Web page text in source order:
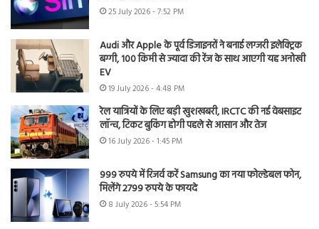
25 July 2026 - 7:52 PM
Audi और Apple के पूर्व डिजाइनरों ने बनाई लग्जरी इलेक्ट्रिक
बग्गी, 100 किमी से ज्यादा की रेंज के साथ आएगी यह अनोखी
EV
19 July 2026 - 4:48 PM
रेल यात्रियों के लिए बड़ी खुशखबरी, IRCTC की नई वेबसाइट
लॉन्च, टिकट बुकिंग होगी पहले से आसान और तेज
16 July 2026 - 1:45 PM
999 रुपये में रिजर्व करें Samsung का नया फोल्डेबल फोन,
मिलेंगे 2799 रुपये के फायदे
8 July 2026 - 5:54 PM